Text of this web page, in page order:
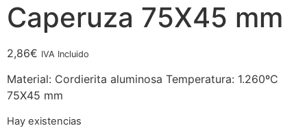
Caperuza 75X45 mm
2,86€ IVA Incluido
Material: Cordierita aluminosa Temperatura: 1.260ºC
75X45 mm
Hay existencias